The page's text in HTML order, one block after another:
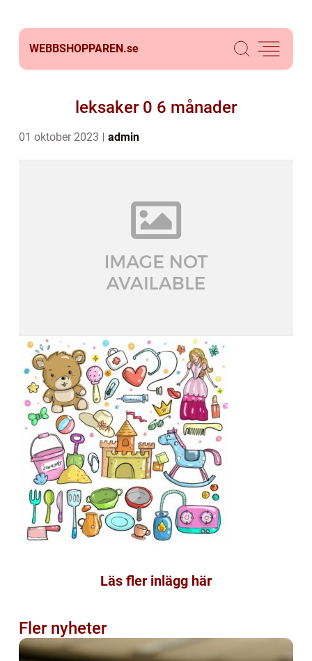
WEBBSHOPPAREN.se
leksaker 0 6 månader
01 oktober 2023 admin
Läs fler inlägg här
Fler nyheter